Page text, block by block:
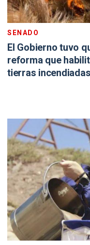
SENADO
El Gobierno tuvo
reforma que
tierras incendiadas